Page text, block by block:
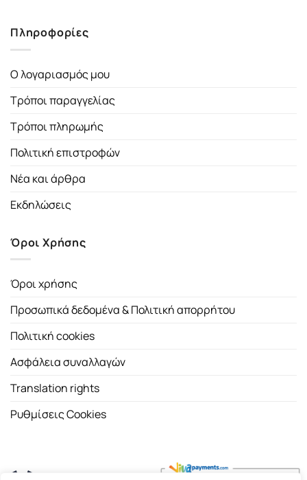
Πληροφορίες
Ο λογαριασμός μου
Τρόποι παραγγελίας
Τρόποι πληρωμής
Πολιτική επιστροφών
Νέα και άρθρα
Εκδηλώσεις
Όροι Χρήσης
Όροι χρήσης
Προσωπικά δεδομένα & Πολιτική απορρήτου
Πολιτική cookies
Ασφάλεια συναλλαγών
Translation rights
Ρυθμίσεις Cookies